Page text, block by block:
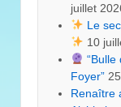
juillet
Le
10
Foyer”
Renaître